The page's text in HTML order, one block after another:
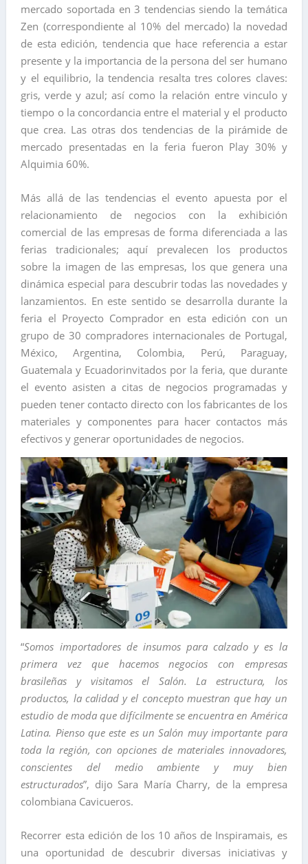
mercado soportada en 3 tendencias siendo la temática
Zen (correspondiente al 10% del mercado) la novedad
de esta edición, tendencia que hace referencia a estar
presente y la importancia de la persona del ser humano
y el equilibrio, la tendencia resalta tres colores claves:
gris, verde y azul; así como la relación entre vinculo y
tiempo o la concordancia entre el material y el producto
que crea. Las otras dos tendencias de la pirámide de
mercado presentadas en la feria fueron Play 30% y
Alquimia 60%.
Más allá de las tendencias el evento apuesta por el
relacionamiento de negocios con la exhibición
comercial de las empresas de forma diferenciada a las
ferias tradicionales; aquí prevalecen los productos
sobre la imagen de las empresas, los que genera una
dinámica especial para descubrir todas las novedades y
lanzamientos. En este sentido se desarrolla durante la
feria el Proyecto Comprador en esta edición con un
grupo de 30 compradores internacionales de Portugal,
México, Argentina, Colombia, Perú, Paraguay,
Guatemala y Ecuadorinvitados por la feria, que durante
el evento asisten a citas de negocios programadas y
pueden tener contacto directo con los fabricantes de los
materiales y componentes para hacer contactos más
efectivos y generar oportunidades de negocios.
“Somos importadores de insumos para calzado y es la
primera vez que hacemos negocios con empresas
brasileñas y visitamos el Salón. La estructura, los
productos, la calidad y el concepto muestran que hay un
estudio de moda que difícilmente se encuentra en América
Latina. Pienso que este es un Salón muy importante para
toda la región, con opciones de materiales innovadores,
conscientes del medio ambiente y muy bien
estructurados”, dijo Sara María Charry, de la empresa
colombiana Cavicueros.
Recorrer esta edición de los 10 años de Inspiramais, es
una oportunidad de descubrir diversas iniciativas y